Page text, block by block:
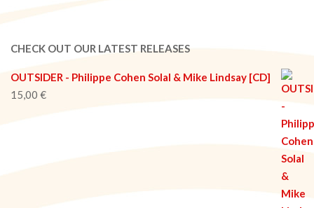
CHECK OUT OUR LATEST RELEASES
OUTSIDER - Philippe Cohen Solal & Mike Lindsay [CD]
15,00 €